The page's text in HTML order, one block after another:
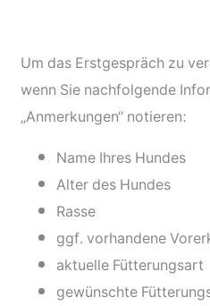
Um das Erstgespräch zu
wenn Sie nachfolgende
„Anmerkungen“ notieren:
Name Ihres Hundes
Alter des Hundes
Rasse
ggf. vorhandene
aktuelle Fütterungsart
gewünschte